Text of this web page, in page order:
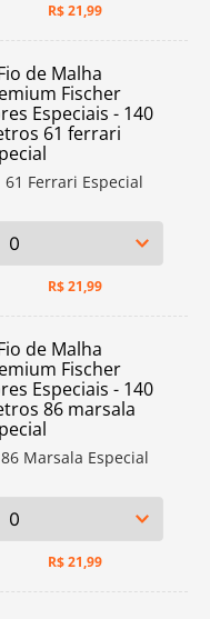
R$21,99
61 Ferrari Especial
R$21,99
86 Marsala Especial
R$21,99